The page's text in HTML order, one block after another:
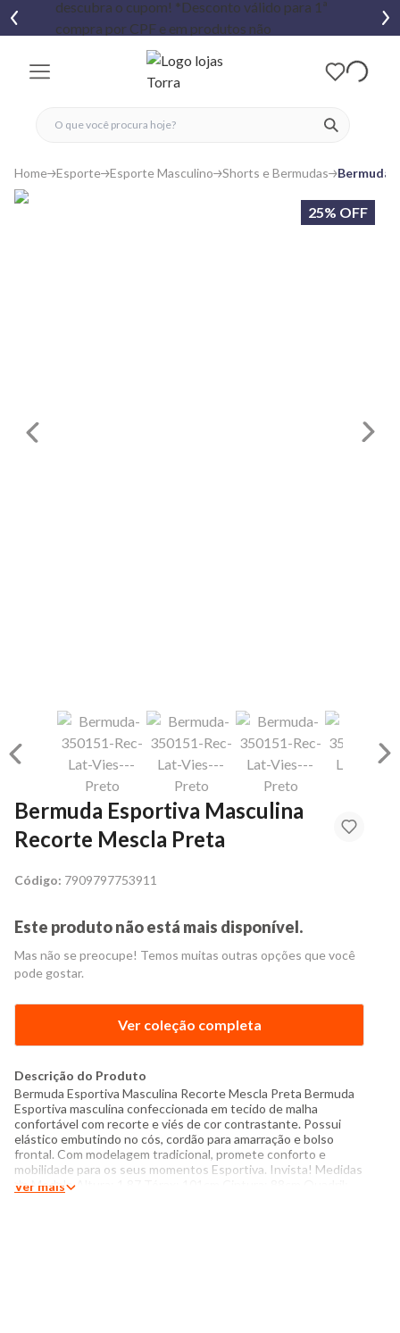
ver
fechar menu
fechar menu
favoritos
Home Esporte Esporte Masculino Shorts e Bermudas Bermuda
25% OFF
Bermuda Esportiva Masculina
Recorte Mescla Preta
Código: 7909797753911
Este produto não está mais disponível.
Mas não se preocupe! Temos muitas outras opções que você
pode gostar.
Ver coleção completa
Descrição do Produto
Bermuda Esportiva Masculina Recorte Mescla Preta Bermuda
Esportiva masculina confeccionada em tecido de malha
confortável com recorte e viés de cor contrastante. Possui
elástico embutindo no cós, cordão para amarração e bolso
frontal. Com modelagem tradicional, promete conforto e
mobilidade para os seus momentos Esportiva. Invista! Medidas
do Modelo Altura: 1,87 Tórax: 101cm Cintura: 88cm Quadril:
Ver mais